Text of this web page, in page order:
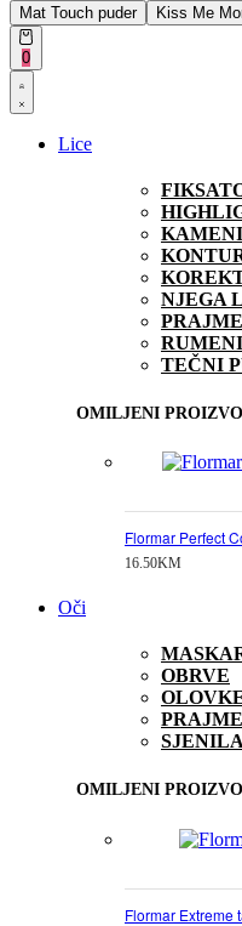
Mat Touch puder Kiss Me
0Open
cart
Open
Account
details
Lice
NJEGA
TEČNI
OMILJENI
Flormar Perfect
16.50KM
Oči
OBRVE
SJENILA
OMILJENI
Flormar Extreme